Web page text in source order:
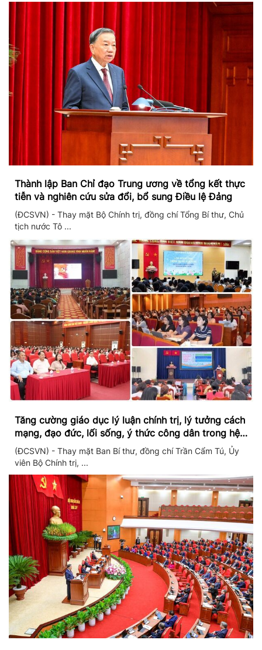
Thành lập Ban Chỉ đạo Trung ương về tổng kết thực
tiễn và nghiên cứu sửa đổi, bổ sung Điều lệ Đảng
(ĐCSVN) - Thay mặt Bộ Chính trị, đồng chí Tổng Bí thư, Chủ
tịch nước Tô ...
Tăng cường giáo dục lý luận chính trị, lý tưởng cách
mạng, đạo đức, lối sống, ý thức công dân trong hệ
thống giáo dục quốc dân
(ĐCSVN) - Thay mặt Ban Bí thư, đồng chí Trần Cẩm Tú, Ủy
viên Bộ Chính trị, ...